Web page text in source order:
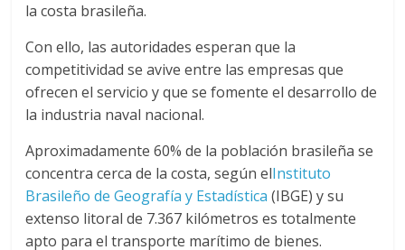
n
a
–
T
r
la costa brasileña.
Con ello, las autoridades esperan que la
competitividad se avive entre las empresas que
ofrecen el servicio y que se fomente el desarrollo de
la industria naval nacional.
Aproximadamente 60% de la población brasileña se
concentra cerca de la costa, según elInstituto
Brasileño de Geografía y Estadística (IBGE) y su
extenso litoral de 7.367 kilómetros es totalmente
apto para el transporte marítimo de bienes.